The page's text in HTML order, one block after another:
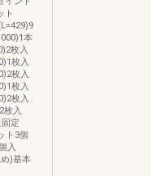
ト
本
枚入
枚入
枚入
枚入
枚入
枚入
定
ト3個
入
)基本